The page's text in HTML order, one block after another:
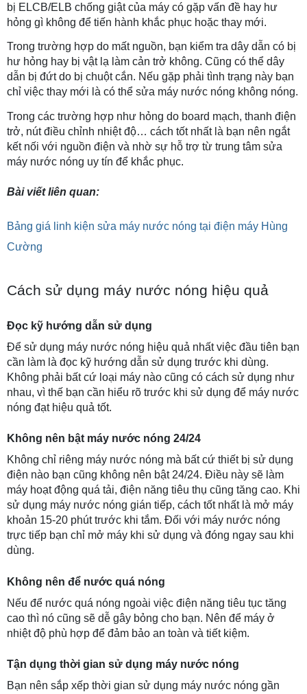
bị ELCB/ELB chống giật của máy có gặp vấn đề hay hư
hỏng gì không để tiến hành khắc phục hoặc thay mới.
Trong trường hợp do mất nguồn, bạn kiểm tra dây dẫn có bị
hư hỏng hay bị vật lạ làm cản trở không. Cũng có thể dây
dẫn bị đứt do bị chuột cắn. Nếu gặp phải tình trạng này bạn
chỉ việc thay mới là có thể sửa máy nước nóng không nóng.
Trong các trường hợp như hỏng do board mạch, thanh điện
trở, nút điều chỉnh nhiệt độ… cách tốt nhất là bạn nên ngắt
kết nối với nguồn điện và nhờ sự hỗ trợ từ trung tâm sửa
máy nước nóng uy tín để khắc phục.
Bài viết liên quan:
Bảng giá linh kiện sửa máy nước nóng tại điện máy Hùng
Cường
Cách sử dụng máy nước nóng hiệu quả
Đọc kỹ hướng dẫn sử dụng
Để sử dụng máy nước nóng hiệu quả nhất việc đầu tiên bạn
cần làm là đọc kỹ hướng dẫn sử dụng trước khi dùng.
Không phải bất cứ loại máy nào cũng có cách sử dụng như
nhau, vì thế bạn cần hiểu rõ trước khi sử dụng để máy nước
nóng đạt hiệu quả tốt.
Không nên bật máy nước nóng 24/24
Không chỉ riêng máy nước nóng mà bất cứ thiết bị sử dụng
điện nào bạn cũng không nên bật 24/24. Điều này sẽ làm
máy hoạt động quá tải, điện năng tiêu thụ cũng tăng cao. Khi
sử dụng máy nước nóng gián tiếp, cách tốt nhất là mở máy
khoản 15-20 phút trước khi tắm. Đối với máy nước nóng
trực tiếp bạn chỉ mở máy khi sử dụng và đóng ngay sau khi
dùng.
Không nên để nước quá nóng
Nếu để nước quá nóng ngoài việc điện năng tiêu tục tăng
cao thì nó cũng sẽ dễ gây bỏng cho bạn. Nên để máy ở
nhiệt độ phù hợp để đảm bảo an toàn và tiết kiệm.
Tận dụng thời gian sử dụng máy nước nóng
Bạn nên sắp xếp thời gian sử dụng máy nước nóng gần